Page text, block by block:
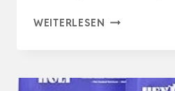
WEITERLESEN PRO
ADULT